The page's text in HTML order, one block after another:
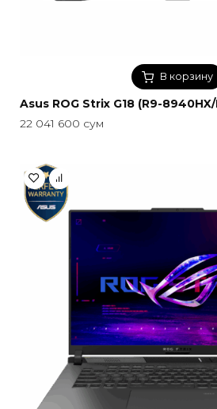
В корзину
Asus ROG Strix G18 (R9-
22 041 600 сум